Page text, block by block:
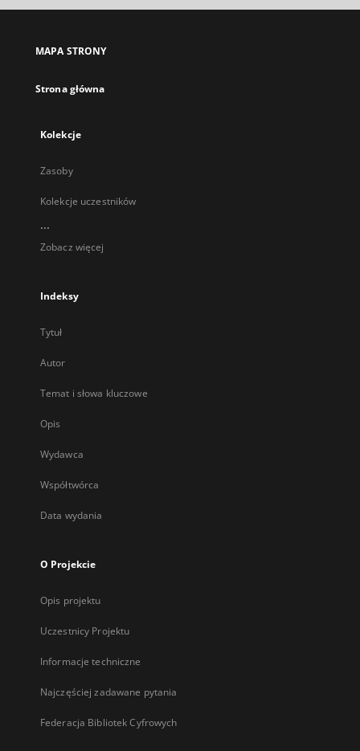
się
karcie
MAPA STRONY
Strona główna
Kolekcje
Zasoby
Kolekcje uczestników
...
Zobacz więcej
Indeksy
Tytuł
Autor
Temat i słowa kluczowe
Opis
Wydawca
Współtwórca
Data wydania
O Projekcie
Opis projektu
Uczestnicy Projektu
Informacje techniczne
Najczęściej zadawane pytania
Federacja Bibliotek Cyfrowych